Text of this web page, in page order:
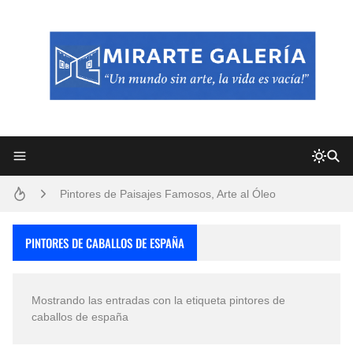
Pintores de Paisajes Famosos, Arte al Óleo
PINTORES DE CABALLOS DE ESPAÑA
Mostrando las entradas con la etiqueta pintores de
caballos de españa